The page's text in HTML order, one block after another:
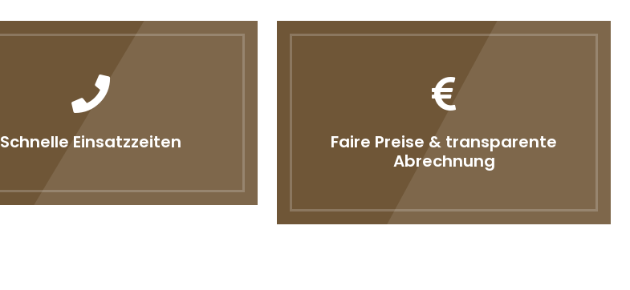
Schnelle Einsatzzeiten
Faire Preise & transparente
Abrechnung